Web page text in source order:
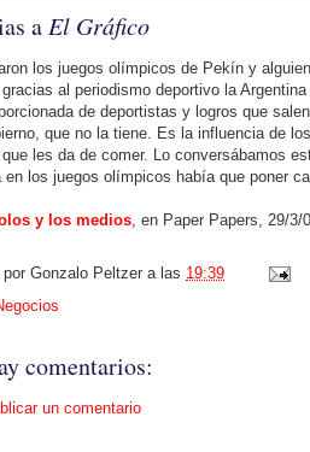
a El Gráfico
los juegos olímpicos de Pekín y
al periodismo deportivo la
de deportistas y logros que
que no la tiene. Es la influencia de
les da de comer. Lo conversábamos
en los juegos olímpicos había que poner
y los medios, en Paper Papers, 29/3/
por Gonzalo Peltzer a las 19:39
comentarios:
un comentario